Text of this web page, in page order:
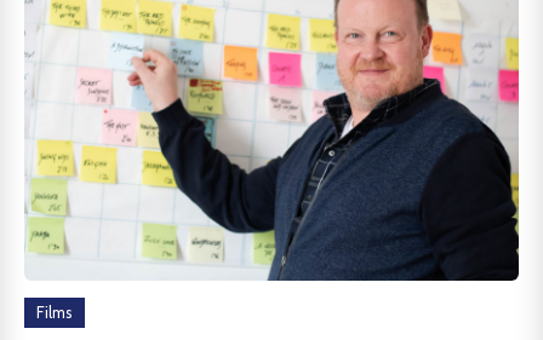
Films